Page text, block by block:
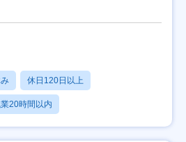
休日120日以上
業20時間以内